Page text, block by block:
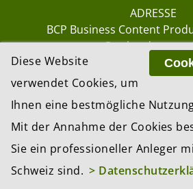
ADRESSE
BCP Business Content
Gotthardstrasse
8002 Zürich
GmbH, Zürich –
Website by update AG
Diese Website
verwendet Cookies, um
Ihnen eine bestmögliche
Mit der Annahme der Cookies
Sie ein professioneller Anleger
Schweiz sind. >